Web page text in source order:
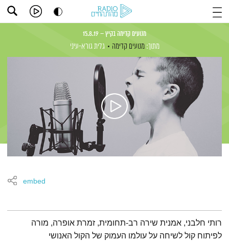
מנועים קדימה בקיץ – 15.8.19
מתוך: מנועים קדימה גלית גורא-עיני
embed
תמצית הפודקאסט
רותי חלבני, אמנית שירה רב-תחומית, זמרת אופרה, מורה
לפיתוח קול לשיחה על עולמו העמוק של הקול האנושי